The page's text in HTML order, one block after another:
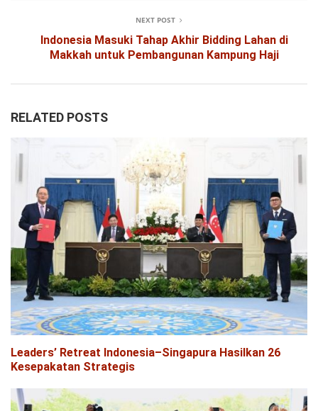
NEXT POST
Indonesia Masuki Tahap Akhir Bidding Lahan di
Makkah untuk Pembangunan Kampung Haji
RELATED POSTS
Leaders’ Retreat Indonesia–Singapura Hasilkan 26
Kesepakatan Strategis